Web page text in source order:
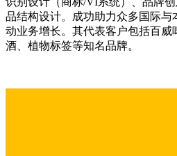
品结构设计。成功助力众多国际
动业务增长。其代表客户包括百威
酒、植物标签等知名品牌。